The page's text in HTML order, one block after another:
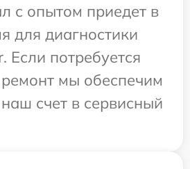
с опытом приедет в
для диагностики
Если потребуется
мы обеспечим
счет в сервисный